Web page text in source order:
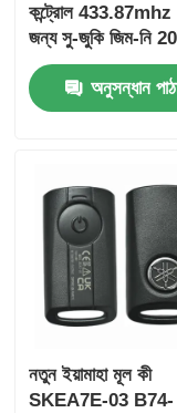
কন্ট্রোল
জন্য সু-জুকি জিম-নি
2017 ছাড়া চিপ
শুধুমাত্র নিয়ন্ত্রণ জন্য
MOQ 50pcs
অনুসন্ধান
নতুন ইয়ামাহা মূল কী
SKEA7E-03 B74-